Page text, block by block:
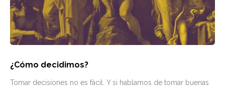
¿Cómo decidimos?
Tomar decisiones no es fácil. Y si hablamos de tomar buenas